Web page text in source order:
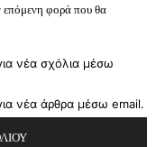
επόμενη φορά που θα
νέα σχόλια μέσω
νέα άρθρα μέσω email.